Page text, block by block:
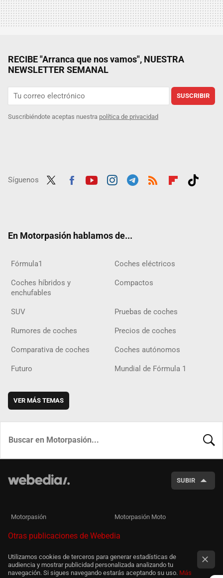
RECIBE "Arranca que nos vamos", NUESTRA
NEWSLETTER SEMANAL
SUSCRIBIR
Suscribiéndote aceptas nuestra política de privacidad
Síguenos
En Motorpasión hablamos de...
Fórmula1 Coches eléctricos
Coches híbridos y
enchufables
Compactos
SUV Pruebas de coches
Rumores de coches Precios de coches
Comparativa de coches Coches autónomos
Futuro Mundial de Fórmula 1
VER MÁS TEMAS
SUBIR
Motorpasión Motorpasión Moto
Otras publicaciones de Webedia
Utilizamos cookies de terceros para generar estadísticas de
audiencia y mostrar publicidad personalizada analizando tu
navegación. Si sigues navegando estarás aceptando su uso. Más